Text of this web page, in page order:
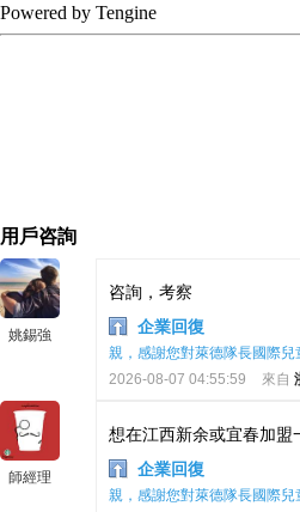
用戶咨詢
姚錫強
咨詢，考察
企業回復
親，感謝您對萊德隊長國際
2026-08-07 04:55:59
來自
師經理
想在江西新余或宜春加盟
企業回復
親，感謝您對萊德隊長國際